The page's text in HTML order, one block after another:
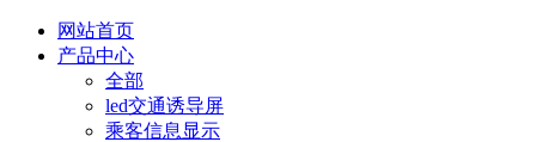
网站首页
产品中心
全部
led交通诱导屏
乘客信息显示